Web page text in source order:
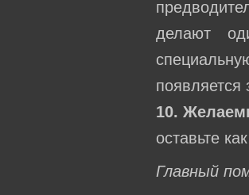
делают
появляется
10.
оставьте
Главный